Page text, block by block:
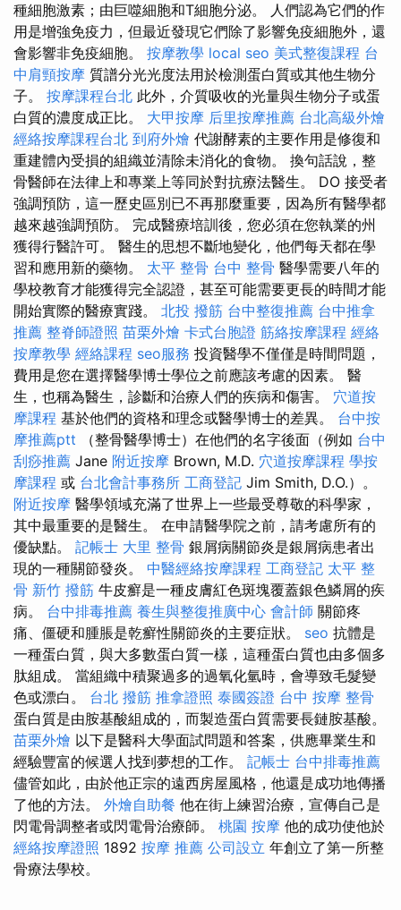
種細胞激素；由巨噬細胞和T細胞分泌。 人們認為它們的作
用是增強免疫力，但最近發現它們除了影響免疫細胞外，還
會影響非免疫細胞。 按摩教學 local seo 美式整復課程 台
中肩頸按摩 質譜分光光度法用於檢測蛋白質或其他生物分
子。 按摩課程台北 此外，介質吸收的光量與生物分子或蛋
白質的濃度成正比。 大甲按摩 后里按摩推薦 台北高級外燴
經絡按摩課程台北 到府外燴 代謝酵素的主要作用是修復和
重建體內受損的組織並清除未消化的食物。 換句話說，整
骨醫師在法律上和專業上等同於對抗療法醫生。 DO 接受者
強調預防，這一歷史區別已不再那麼重要，因為所有醫學都
越來越強調預防。 完成醫療培訓後，您必須在您執業的州
獲得行醫許可。 醫生的思想不斷地變化，他們每天都在學
習和應用新的藥物。 太平 整骨 台中 整骨 醫學需要八年的
學校教育才能獲得完全認證，甚至可能需要更長的時間才能
開始實際的醫療實踐。 北投 撥筋 台中整復推薦 台中推拿
推薦 整脊師證照 苗栗外燴 卡式台胞證 筋絡按摩課程 經絡
按摩教學 經絡課程 seo服務 投資醫學不僅僅是時間問題，
費用是您在選擇醫學博士學位之前應該考慮的因素。 醫
生，也稱為醫生，診斷和治療人們的疾病和傷害。 穴道按
摩課程 基於他們的資格和理念或醫學博士的差異。 台中按
摩推薦ptt （整骨醫學博士）在他們的名字後面（例如 台中
刮痧推薦 Jane 附近按摩 Brown, M.D. 穴道按摩課程 學按
摩課程 或 台北會計事務所 工商登記 Jim Smith, D.O.）。
附近按摩 醫學領域充滿了世界上一些最受尊敬的科學家，
其中最重要的是醫生。 在申請醫學院之前，請考慮所有的
優缺點。 記帳士 大里 整骨 銀屑病關節炎是銀屑病患者出
現的一種關節發炎。 中醫經絡按摩課程 工商登記 太平 整
骨 新竹 撥筋 牛皮癬是一種皮膚紅色斑塊覆蓋銀色鱗屑的疾
病。 台中排毒推薦 養生與整復推廣中心 會計師 關節疼
痛、僵硬和腫脹是乾癬性關節炎的主要症狀。 seo 抗體是
一種蛋白質，與大多數蛋白質一樣，這種蛋白質也由多個多
肽組成。 當組織中積聚過多的過氧化氫時，會導致毛髮變
色或漂白。 台北 撥筋 推拿證照 泰國簽證 台中 按摩 整骨
蛋白質是由胺基酸組成的，而製造蛋白質需要長鏈胺基酸。
苗栗外燴 以下是醫科大學面試問題和答案，供應畢業生和
經驗豐富的候選人找到夢想的工作。 記帳士 台中排毒推薦
儘管如此，由於他正宗的遠西房屋風格，他還是成功地傳播
了他的方法。 外燴自助餐 他在街上練習治療，宣傳自己是
閃電骨調整者或閃電骨治療師。 桃園 按摩 他的成功使他於
經絡按摩證照 1892 按摩 推薦 公司設立 年創立了第一所整
骨療法學校。